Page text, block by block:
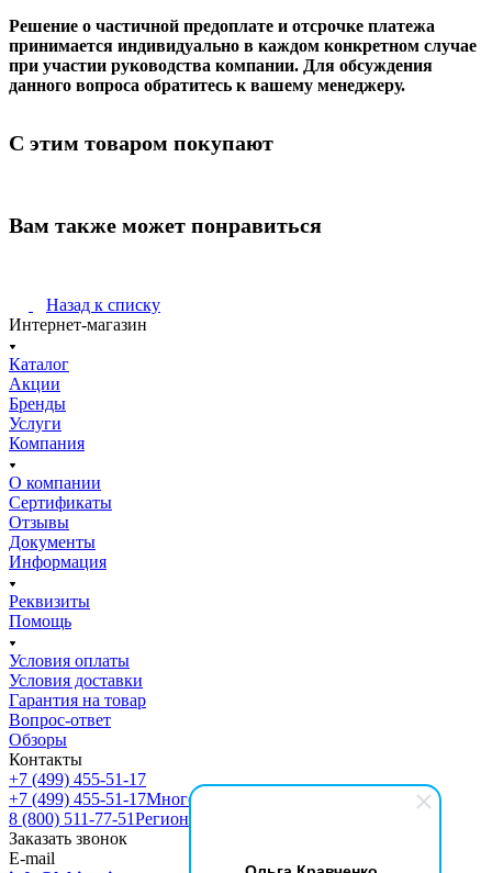
Решение о частичной предоплате и отсрочке платежа
принимается индивидуально в каждом конкретном случае
при участии руководства компании. Для обсуждения
данного вопроса обратитесь к вашему менеджеру.
С этим товаром покупают
Вам также может понравиться
Назад к списку
Интернет-магазин
Каталог
Акции
Бренды
Услуги
Компания
О компании
Сертификаты
Отзывы
Документы
Информация
Реквизиты
Помощь
Условия оплаты
Условия доставки
Гарантия на товар
Вопрос-ответ
Обзоры
Контакты
+7 (499) 455-51-17
+7 (499) 455-51-17Многоканальный
8 (800) 511-77-51Регионы РФ
Заказать звонок
E-mail